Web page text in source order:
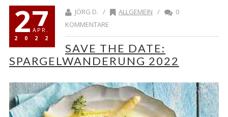
27
APR.
2022
JÖRG D. / ALLGEMEIN /
0
KOMMENTARE
SAVE THE DATE:
SPARGELWANDERUNG 2022